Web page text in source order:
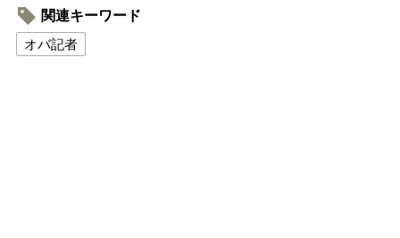
関連キーワード
オバ記者